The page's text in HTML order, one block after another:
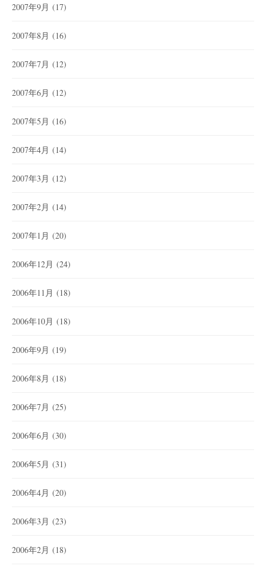
2007年9月 (17)
2007年8月 (16)
2007年7月 (12)
2007年6月 (12)
2007年5月 (16)
2007年4月 (14)
2007年3月 (12)
2007年2月 (14)
2007年1月 (20)
2006年12月 (24)
2006年11月 (18)
2006年10月 (18)
2006年9月 (19)
2006年8月 (18)
2006年7月 (25)
2006年6月 (30)
2006年5月 (31)
2006年4月 (20)
2006年3月 (23)
2006年2月 (18)